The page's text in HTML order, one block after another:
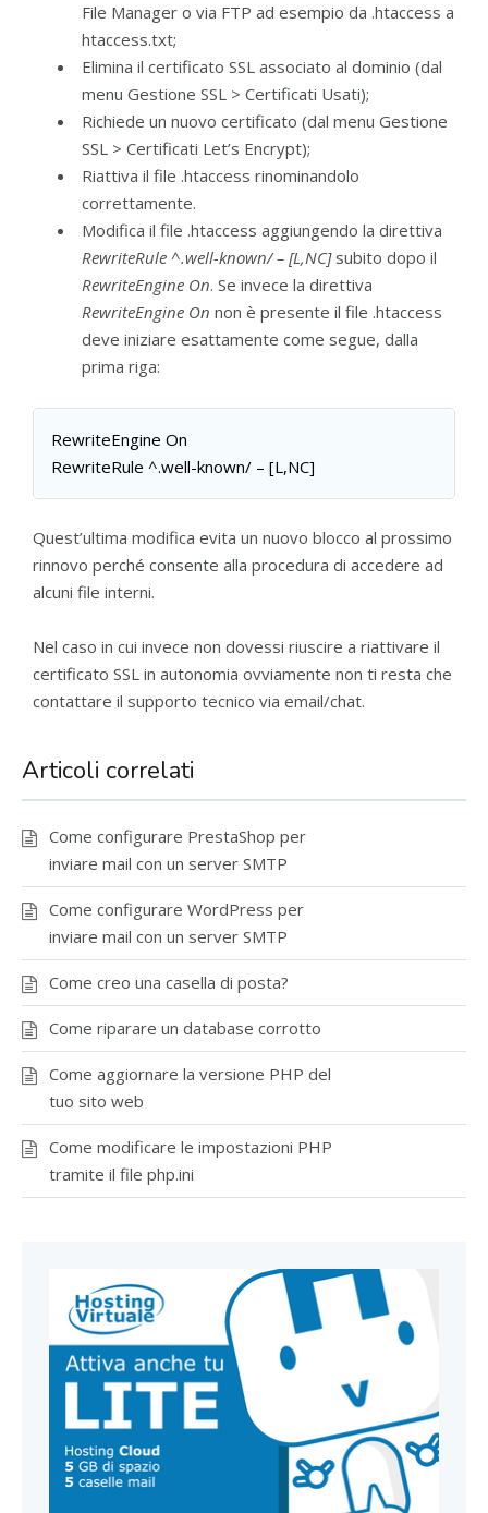
File Manager o via FTP ad esempio da .htaccess a
htaccess.txt;
Elimina il certificato SSL associato al dominio (dal
menu Gestione SSL > Certificati Usati);
Richiede un nuovo certificato (dal menu Gestione
SSL > Certificati Let’s Encrypt);
Riattiva il file .htaccess rinominandolo
correttamente.
Modifica il file .htaccess aggiungendo la direttiva
RewriteRule ^.well-known/ – [L,NC]subito dopo il
RewriteEngine On. Se invece la direttiva
RewriteEngine On non è presente il file .htaccess
deve iniziare esattamente come segue, dalla
prima riga:
RewriteEngine On
RewriteRule ^.well-known/ – [L,NC]
Quest’ultima modifica evita un nuovo blocco al prossimo
rinnovo perché consente alla procedura di accedere ad
alcuni file interni.
Nel caso in cui invece non dovessi riuscire a riattivare il
certificato SSL in autonomia ovviamente non ti resta che
contattare il supporto tecnico via email/chat.
Articoli correlati
Come configurare PrestaShop per
inviare mail con un server SMTP
Come configurare WordPress per
inviare mail con un server SMTP
Come creo una casella di posta?
Come riparare un database corrotto
Come aggiornare la versione PHP del
tuo sito web
Come modificare le impostazioni PHP
tramite il file php.ini